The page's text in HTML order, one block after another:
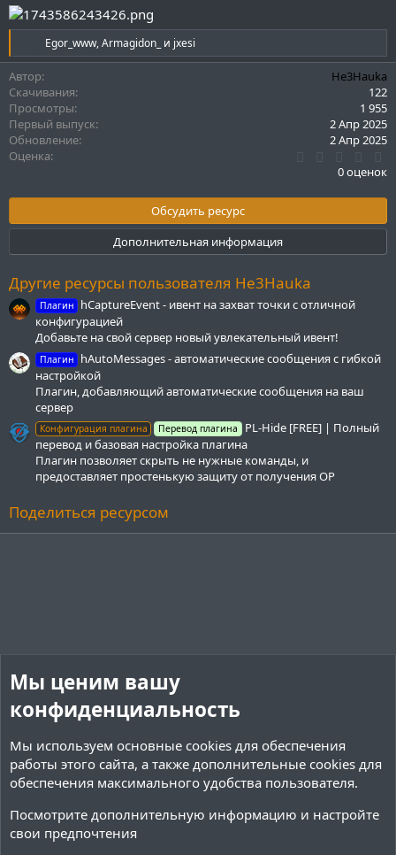
Р
е
ц
и
и
:
Egor_www,Armagidon_ и jxesi
Автор
He3Hauka
Скачивания
122
Просмотры
1 955
Первый выпуск
2 Апр 2025
Обновление
2 Апр 2025
Оценка
0
0
в
ё
з
0 оценок
Обсудить ресурс
Дополнительная информация
Другие ресурсы пользователя He3Hauka
Плагин
hCaptureEvent - ивент на захват точки с отличной
конфигурацией
Добавьте на свой сервер новый увлекательный ивент!
Плагин
hAutoMessages - автоматические сообщения с гибкой
настройкой
Плагин, добавляющий автоматические сообщения на ваш
сервер
Конфигурация плагина Перевод плагина
PL-Hide [FREE] | Полный
перевод и базовая настройка плагина
Плагин позволяет скрыть не нужные команды, и
предоставляет простенькую защиту от получения OP
Поделиться ресурсом
Мы ценим вашу
конфиденциальность
Мы используем основные cookies для обеспечения
работы этого сайта, а также дополнительные cookies для
обеспечения максимального удобства пользователя.
Посмотрите дополнительную информацию и настройте
свои предпочтения